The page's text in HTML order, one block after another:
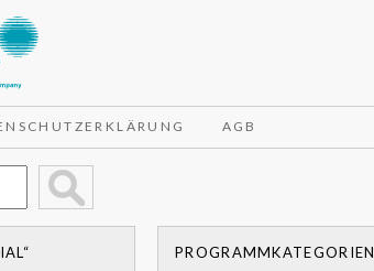
AGB
PROGRAMMKATEGORIEN